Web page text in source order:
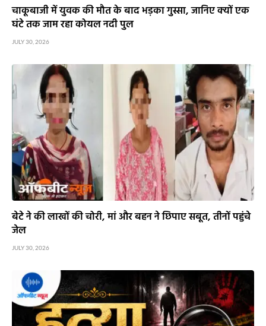
चाकूबाजी में युवक की मौत के बाद भड़का गुस्सा, जानिए क्यों एक
घंटे तक जाम रहा कोयल नदी पुल
JULY 30, 2026
बेटे ने की लाखों की चोरी, मां और बहन ने छिपाए सबूत, तीनों पहुंचे
जेल
JULY 30, 2026